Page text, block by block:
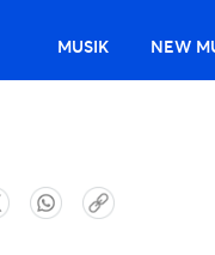
MUSIK NEW